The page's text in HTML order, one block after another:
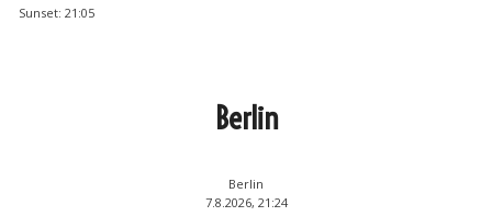
Sunset: 21:05
Berlin
Berlin
7.8.2026, 21:24